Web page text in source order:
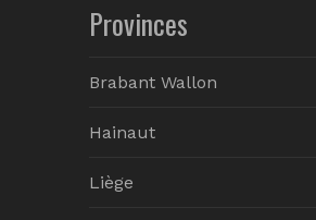
Provinces
Brabant Wallon
Hainaut
Liège